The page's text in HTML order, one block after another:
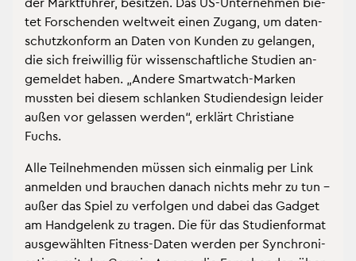
tet For­schen­den welt­weit einen Zu­gang, um da­ten­
schutz­kon­form an Daten von Kun­den zu ge­lan­gen,
die sich frei­wil­lig für wis­sen­schaft­li­che Stu­di­en an­
ge­mel­det haben. „An­de­re Smart­watch-Mar­ken
muss­ten bei die­sem schlan­ken Stu­di­en­de­sign lei­der
außen vor ge­las­sen wer­den“, er­klärt Chris­tia­ne
Fuchs.
Alle Teil­neh­men­den müs­sen sich ein­ma­lig per Link
an­mel­den und brau­chen da­nach nichts mehr zu tun –
außer das Spiel zu ver­fol­gen und dabei das Gad­get
am Hand­ge­lenk zu tra­gen. Die für das Stu­di­en­for­mat
aus­ge­wähl­ten Fit­ness-Daten wer­den per Syn­chro­ni­